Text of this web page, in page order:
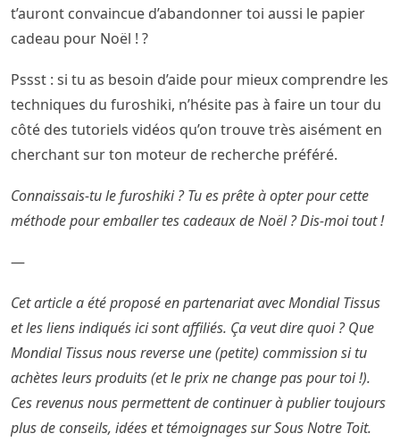
t’auront convaincue d’abandonner toi aussi le papier
cadeau pour Noël ! ?
Pssst : si tu as besoin d’aide pour mieux comprendre les
techniques du furoshiki, n’hésite pas à faire un tour du
côté des tutoriels vidéos qu’on trouve très aisément en
cherchant sur ton moteur de recherche préféré.
Connaissais-tu le furoshiki ? Tu es prête à opter pour cette
méthode pour emballer tes cadeaux de Noël ? Dis-moi tout !
—
Cet article a été proposé en partenariat avec Mondial Tissus
et les liens indiqués ici sont affiliés. Ça veut dire quoi ? Que
Mondial Tissus nous reverse une (petite) commission si tu
achètes leurs produits (et le prix ne change pas pour toi !).
Ces revenus nous permettent de continuer à publier toujours
plus de conseils, idées et témoignages sur Sous Notre Toit.